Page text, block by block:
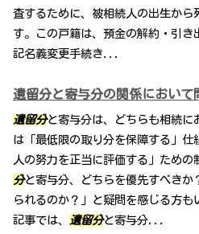
査するために、被相続人の出生から
す。この戸籍は、預金の解約・引き
記名義変更手続き...
遺留分と寄与分の関係において
遺留分と寄与分は、どちらも相続に
は「最低限の取り分を保障する」仕
人の努力を正当に評価する」ための
分と寄与分、どちらを優先すべきか
られるのか？」と疑問を感じる方
記事では、 遺留分と寄与分...